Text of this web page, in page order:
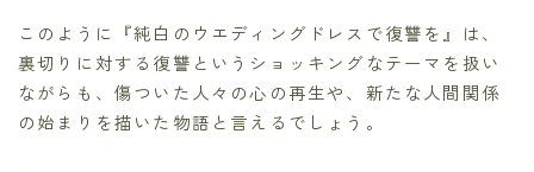
このように『純白のウエディングドレスで復讐を』は、
裏切りに対する復讐というショッキングなテーマを扱い
ながらも、傷ついた人々の心の再生や、新たな人間関係
の始まりを描いた物語と言えるでしょう。